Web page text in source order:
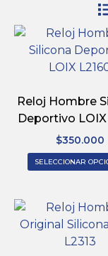
Reloj Hombre
Deportivo LOIX
$350.000
SELECCIONAR